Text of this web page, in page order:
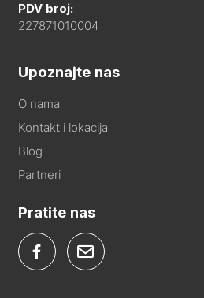
PDV broj:
227871010004
Upoznajte nas
O nama
Kontakt i lokacija
Blog
Partneri
Pratite nas